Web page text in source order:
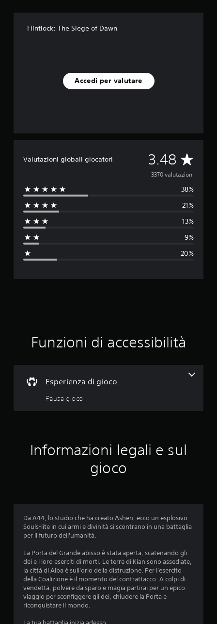
Flintlock: The Siege of Dawn
Accedi per valutare
Valutazioni globali giocatori 3.48 V
a
u
a
i
e
i
d
4
8
s
t
e
3370 valutazioni
38%
21%
13%
9%
20%
Funzioni di accessibilità
Esperienza di gioco
Pausa gioco
Informazioni legali e sul
gioco
Da A44, lo studio che ha creato Ashen, ecco un esplosivo
Souls-lite in cui armi e divinità si scontrano in una battaglia
per il futuro dell'umanità.
La Porta del Grande abisso è stata aperta, scatenando gli
dei e i loro eserciti di morti. Le terre di Kian sono assediate,
la città di Alba è sull'orlo della distruzione. Per l'esercito
della Coalizione è il momento del contrattacco. A colpi di
vendetta, polvere da sparo e magia partirai per un epico
viaggio per sconfiggere gli dei, chiudere la Porta e
riconquistare il mondo.